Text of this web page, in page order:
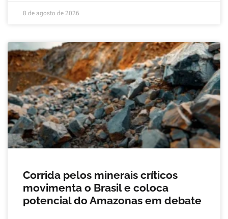
8 de agosto de 2026
Corrida pelos minerais críticos
movimenta o Brasil e coloca
potencial do Amazonas em debate